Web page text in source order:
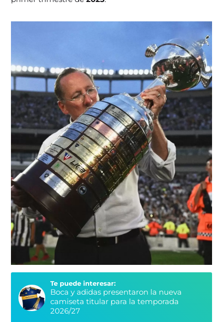
Te puede interesar:
Boca y adidas presentaron la nueva
camiseta titular para la temporada
2026/27